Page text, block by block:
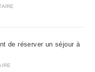
de réserver un séjour à